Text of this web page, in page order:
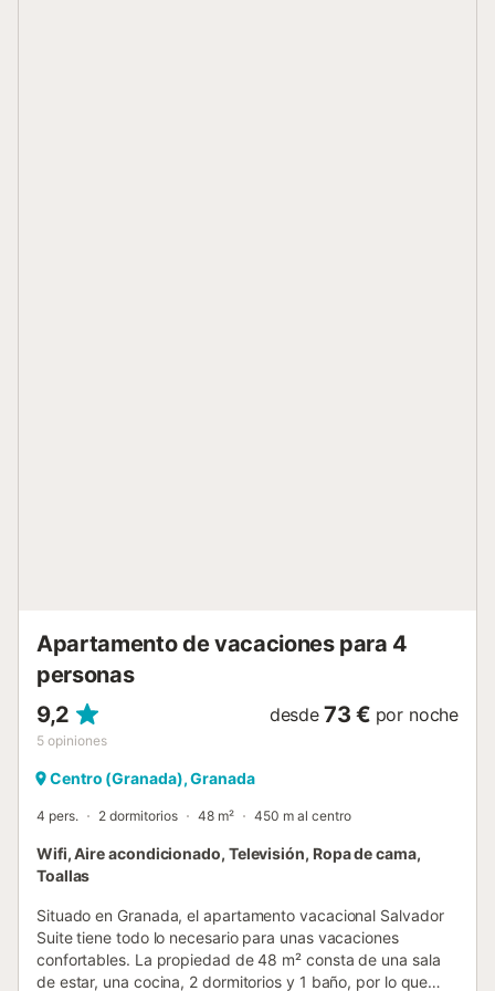
Apartamento de vacaciones para 4
personas
9,2
5 opiniones
desde 73 € por noche
Centro (Granada), Granada
4 pers. 2 dormitorios 48 m² 450 m al centro
Wifi, Aire acondicionado, Televisión, Ropa de cama,
Toallas
Situado en Granada, el apartamento vacacional Salvador
Suite tiene todo lo necesario para unas vacaciones
confortables. La propiedad de 48 m² consta de una sala
de estar, una cocina, 2 dormitorios y 1 baño, por lo que